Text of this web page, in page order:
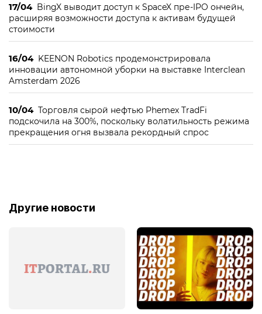
17/04 BingX выводит доступ к SpaceX пре-IPO ончейн,
расширяя возможности доступа к активам будущей
стоимости
16/04 KEENON Robotics продемонстрировала
инновации автономной уборки на выставке Interclean
Amsterdam 2026
10/04 Торговля сырой нефтью Phemex TradFi
подскочила на 300%, поскольку волатильность режима
прекращения огня вызвала рекордный спрос
Другие новости